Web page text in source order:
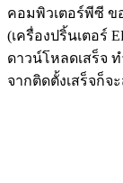
คอมพิวเตอร์พีซี ข
(เครื่องปริ้นเตอร์
ดาวน์โหลดเสร็จ
จากติดตั้งเสร็จก็จ